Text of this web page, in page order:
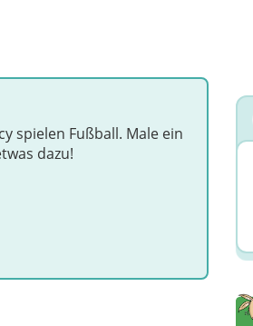
spielen Fußball. Male ein
dazu!